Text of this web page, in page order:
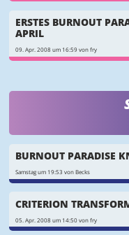
ERSTES BURNOUT
APRIL
09. Apr. 2008 um 16:59 von fry
BURNOUT PARADISE
Samstag um 19:53 von Becks
CRITERION
05. Apr. 2008 um 14:50 von fry